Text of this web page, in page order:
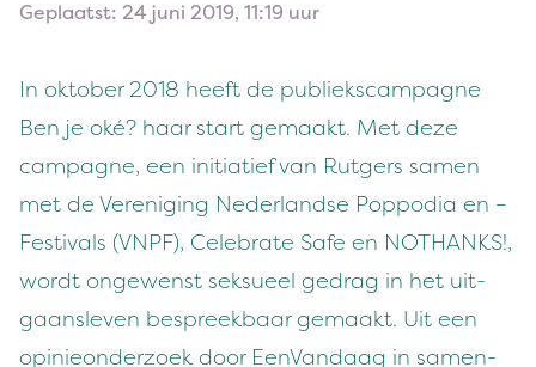
Geplaatst: 24 juni 2019, 11:19 uur
In okto­ber 2018 heeft de pub­liekscam­pagne
Ben je oké? haar start gemaakt. Met deze
cam­pagne, een ini­ti­atief van Rut­gers samen
met de Verenig­ing Ned­er­landse Pop­po­dia en –
Fes­ti­vals (VNPF), Cel­e­brate Safe en NOTHANKS!,
wordt ongewenst sek­sueel gedrag in het uit­
gaansleven bespreek­baar gemaakt. Uit een
opinieon­der­zoek door Een­Van­daag in samen­